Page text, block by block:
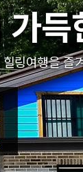
가
링여행을 즐
가
링여행을 즐
가
링여행을 즐